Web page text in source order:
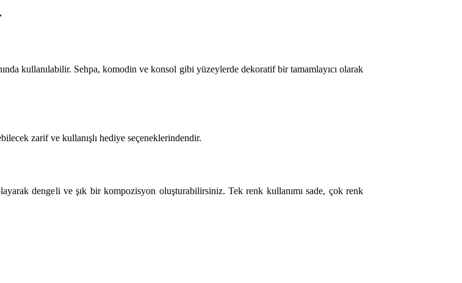
kullanılabilir. Sehpa, komodin ve konsol gibi yüzeylerde dekoratif bir tamamlayıcı olarak
zarif ve kullanışlı hediye seçeneklerindendir.
dengeli ve şık bir kompozisyon oluşturabilirsiniz. Tek renk kullanımı sade, çok renk